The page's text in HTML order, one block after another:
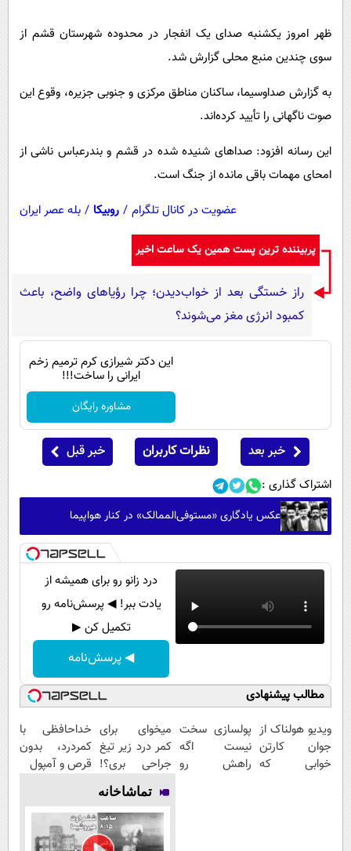
فناوری
حوادث
سلامت
فرهنگی
بین الملل
حیات وحش
سیاست خارجی
روانشناسی
آشپزی
دانلود
ظهر امروز یکشنبه صدای یک انفجار در محدوده شهرستان قشم از
سوی چندین منبع محلی گزارش شد.
به گزارش صداوسیما، ساکنان مناطق مرکزی و جنوبی جزیره، وقوع این
صوت ناگهانی را تأیید کرده‌اند.
این رسانه افزود: صداهای شنیده شده در قشم و بندرعباس ناشی از
امحای مهمات باقی مانده از جنگ است.
عضویت در کانال تلگرام / روبیکا / بله عصر ایران
پربیننده ترین پست همین یک ساعت اخیر
راز خستگی بعد از خواب‌دیدن؛ چرا رؤیاهای واضح، باعث
کمبود انرژی مغز می‌شوند؟
این دکتر شیرازی کرم ترمیم زخم
ایرانی را ساخت!!!
مشاوره رایگان
خبر بعد نظرات کاربران خبر قبل
اشتراک گذاری :
عکس یادگاری «مستوفی‌الممالک» در کنار هواپیما
درد زانو رو برای همیشه از
یادت ببر! ◀ پرسش‌نامه رو
تکمیل کن ▶
◀ پرسش‌نامه
مطالب پیشنهادی
ویدیو هولناک از
جوان کارتن
خوابی که
پولسازی سخت
نیست اگه
راهش رو
میخوای برای
کمر درد زیر تیغ
جراحی بری؟!
◗پرسش‌نامه رو
پر کن◖
خداحافظی با
کمردرد، بدون
قرص و آمپول
تماشاخانه